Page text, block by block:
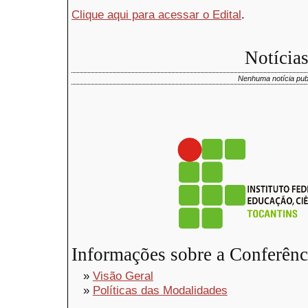
Clique aqui para acessar o Edital.
Nenhuma notícia
Informações sobre a
» Visão Geral
» Políticas das Modalidades